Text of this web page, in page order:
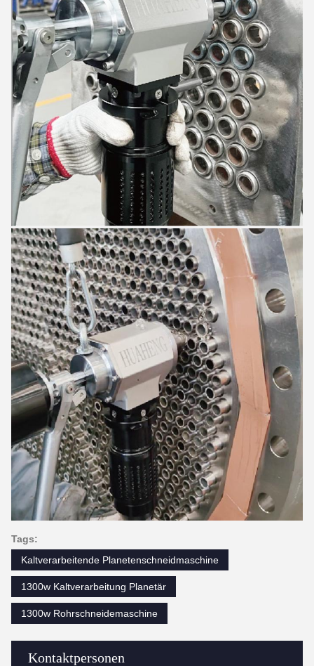
Kontaktpersonen
Tags:
Kaltverarbeitende Planetenschneidmaschine
1300w Kaltverarbeitung Planetär
1300w Rohrschneidemaschine